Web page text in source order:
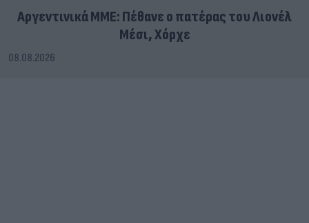
Αργεντινικά ΜΜΕ: Πέθανε ο πατέρας του Λιονέλ
Μέσι, Χόρχε
08.08.2026